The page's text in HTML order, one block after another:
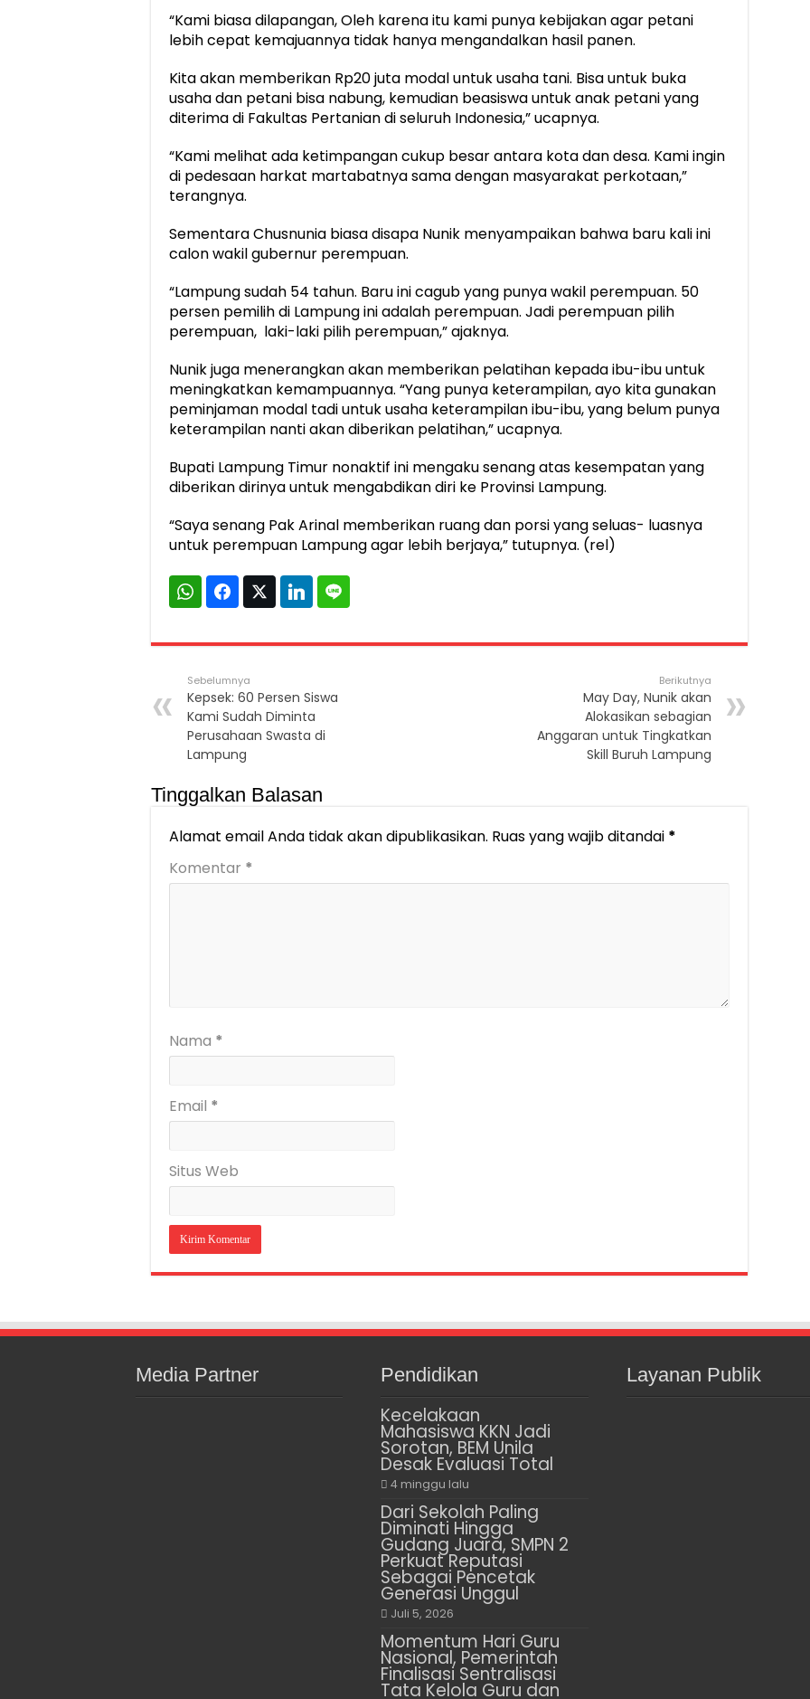
“Kami biasa dilapangan, Oleh karena itu kami punya kebijakan agar petani
lebih cepat kemajuannya tidak hanya mengandalkan hasil panen.
Kita akan memberikan Rp20 juta modal untuk usaha tani. Bisa untuk buka
usaha dan petani bisa nabung, kemudian beasiswa untuk anak petani yang
diterima di Fakultas Pertanian di seluruh Indonesia,” ucapnya.
“Kami melihat ada ketimpangan cukup besar antara kota dan desa. Kami ingin
di pedesaan harkat martabatnya sama dengan masyarakat perkotaan,”
terangnya.
Sementara Chusnunia biasa disapa Nunik menyampaikan bahwa baru kali ini
calon wakil gubernur perempuan.
“Lampung sudah 54 tahun. Baru ini cagub yang punya wakil perempuan. 50
persen pemilih di Lampung ini adalah perempuan. Jadi perempuan pilih
perempuan, laki-laki pilih perempuan,” ajaknya.
Nunik juga menerangkan akan memberikan pelatihan kepada ibu-ibu untuk
meningkatkan kemampuannya. “Yang punya keterampilan, ayo kita gunakan
peminjaman modal tadi untuk usaha keterampilan ibu-ibu, yang belum punya
keterampilan nanti akan diberikan pelatihan,” ucapnya.
Bupati Lampung Timur nonaktif ini mengaku senang atas kesempatan yang
diberikan dirinya untuk mengabdikan diri ke Provinsi Lampung.
“Saya senang Pak Arinal memberikan ruang dan porsi yang seluas- luasnya
untuk perempuan Lampung agar lebih berjaya,” tutupnya. (rel)
Sebelumnya
Kepsek: 60 Persen Siswa
Kami Sudah Diminta
Perusahaan Swasta di
Lampung
Berikutnya
May Day, Nunik akan
Alokasikan sebagian
Anggaran untuk Tingkatkan
Skill Buruh Lampung
Tinggalkan Balasan
Alamat email Anda tidak akan dipublikasikan. Ruas yang wajib ditandai *
Komentar *
Nama *
Email *
Situs Web
Media Partner Pendidikan
Kecelakaan
Mahasiswa KKN Jadi
Sorotan, BEM Unila
Desak Evaluasi Total
4 minggu lalu
Dari Sekolah Paling
Diminati Hingga
Gudang Juara, SMPN 2
Perkuat Reputasi
Sebagai Pencetak
Generasi Unggul
Juli 5, 2026
Momentum Hari Guru
Nasional, Pemerintah
Finalisasi Sentralisasi
Tata Kelola Guru dan
Layanan Publik